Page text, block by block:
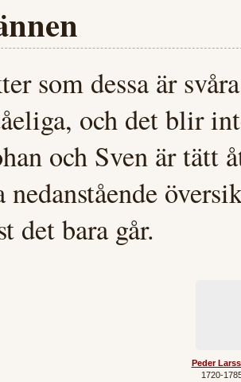
som dessa är
och det blir
och Sven är tätt
nedanstående
det bara går.
Peder